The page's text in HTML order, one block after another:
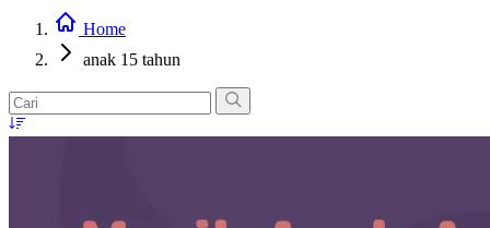
Home
anak 15 tahun